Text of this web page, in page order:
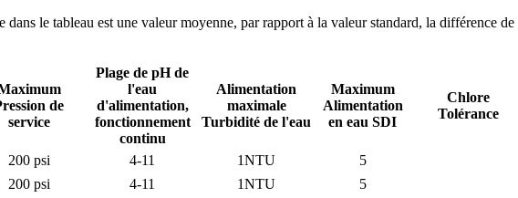
le tableau est une valeur moyenne, par rapport à la valeur standard, la différence
de
service
Plage de pH de
l'eau
d'alimentation,
fonctionnement
continu
Alimentation
maximale
Turbidité de l'eau
Maximum
Alimentation
en eau SDI
Chlore
Tolérance
200 psi 4-11 1NTU
5
200 psi 4-11 1NTU
5